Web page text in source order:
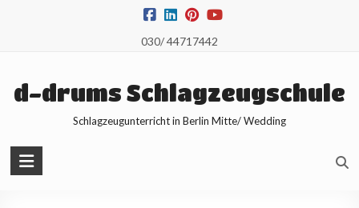
030/ 44717442
d-drums Schlagzeugschule
Schlagzeugunterricht in Berlin Mitte/ Wedding